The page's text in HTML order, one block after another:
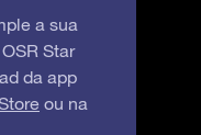
a sua
Star
da app
ou na